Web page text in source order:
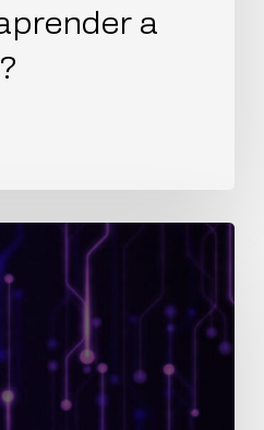
a